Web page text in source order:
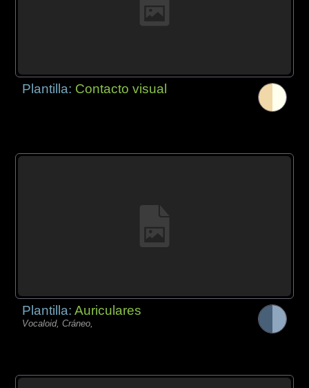
Plantilla: Contacto visual
Plantilla:Auriculares
Vocaloid, Cráneo,